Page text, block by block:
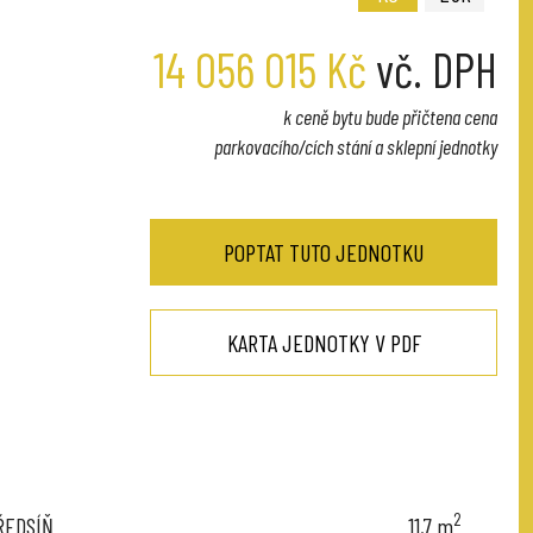
14 056 015 Kč vč. DPH
k ceně bytu bude přičtena cena
parkovacího/cích stání a sklepní jednotky
POPTAT TUTO JEDNOTKU
KARTA JEDNOTKY V PDF
11,7 m2